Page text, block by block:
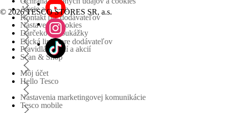
Kontakt pre dodávateľov
Etická linka pre dodávateľov
Akcie a súťaže
Darčekové poukážky
Scan & Shop
Hello Tesco
Tesco mobile
Nastavenia cookies
Pravidlá súťaží a akcií
Môj účet
Nastavenia marketingovej komunikácie
© 2026 TESCO STORES SR, a.s.